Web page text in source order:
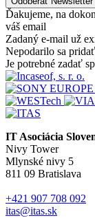
Ďakujeme, na
váš email
Zadaný e-mail už
Nepodarilo sa
Je potrebné zadať
IT Asociácia
Nivy Tower
Mlynské nivy 5
811 09 Bratislava
+421 907 708 092
itas@itas.sk